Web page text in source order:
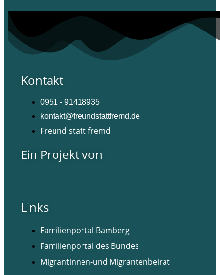
Kontakt
0951 - 91418935
kontakt@freundstattfremd.de
Freund statt fremd
Ein Projekt von
Links
Familienportal Bamberg
Familienportal des Bundes
Migrantinnen-und Migrantenbeirat